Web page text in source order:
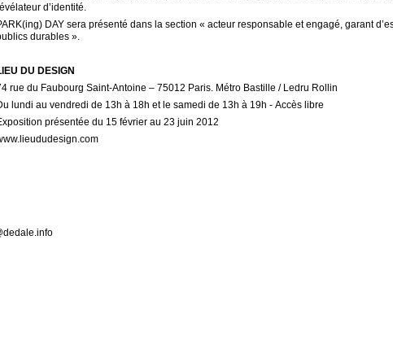
d’identité.
DAY sera présenté dans la section « acteur responsable et engagé, garant
durables ».
DU DESIGN
rue du Faubourg Saint-Antoine – 75012 Paris. Métro Bastille / Ledru Rollin
lundi au vendredi de 13h à 18h et le samedi de 13h à 19h - Accès libre
présentée du 15 février au 23 juin 2012